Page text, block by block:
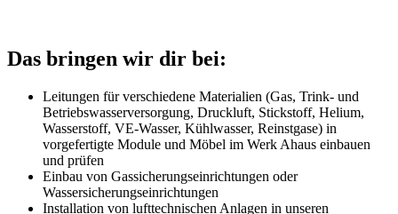
Das bringen wir dir bei:
Leitungen für verschiedene Materialien (Gas, Trink- und
Betriebswasserversorgung, Druckluft, Stickstoff, Helium,
Wasserstoff, VE-Wasser, Kühlwasser, Reinstgase) in
vorgefertigte Module und Möbel im Werk Ahaus einbauen
und prüfen
Einbau von Gassicherungseinrichtungen oder
Wassersicherungseinrichtungen
Installation von lufttechnischen Anlagen in unseren